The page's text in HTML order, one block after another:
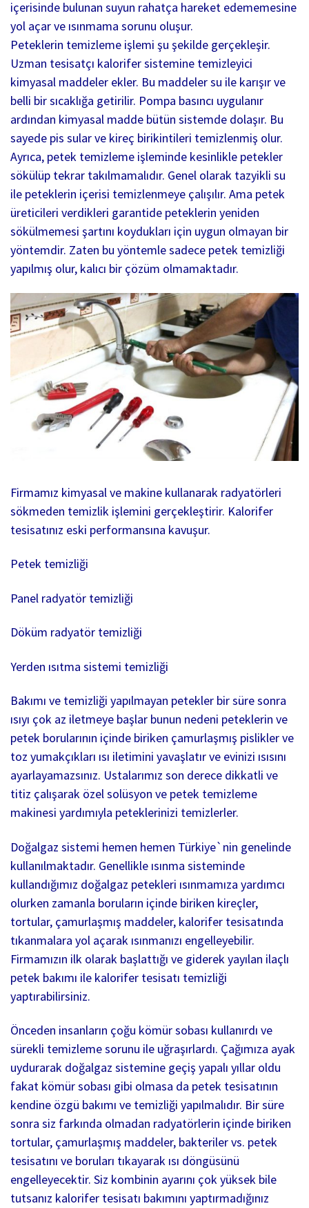
içerisinde bulunan suyun rahatça hareket edememesine
yol açar ve ısınmama sorunu oluşur.
Peteklerin temizleme işlemi şu şekilde gerçekleşir.
Uzman tesisatçı kalorifer sistemine temizleyici
kimyasal maddeler ekler. Bu maddeler su ile karışır ve
belli bir sıcaklığa getirilir. Pompa basıncı uygulanır
ardından kimyasal madde bütün sistemde dolaşır. Bu
sayede pis sular ve kireç birikintileri temizlenmiş olur.
Ayrıca, petek temizleme işleminde kesinlikle petekler
sökülüp tekrar takılmamalıdır. Genel olarak tazyikli su
ile peteklerin içerisi temizlenmeye çalışılır. Ama petek
üreticileri verdikleri garantide peteklerin yeniden
sökülmemesi şartını koydukları için uygun olmayan bir
yöntemdir. Zaten bu yöntemle sadece petek temizliği
yapılmış olur, kalıcı bir çözüm olmamaktadır.
Firmamız kimyasal ve makine kullanarak radyatörleri
sökmeden temizlik işlemini gerçekleştirir. Kalorifer
tesisatınız eski performansına kavuşur.
Petek temizliği
Panel radyatör temizliği
Döküm radyatör temizliği
Yerden ısıtma sistemi temizliği
Bakımı ve temizliği yapılmayan petekler bir süre sonra
ısıyı çok az iletmeye başlar bunun nedeni peteklerin ve
petek borularının içinde biriken çamurlaşmış pislikler ve
toz yumakçıkları ısı iletimini yavaşlatır ve evinizi ısısını
ayarlayamazsınız. Ustalarımız son derece dikkatli ve
titiz çalışarak özel solüsyon ve petek temizleme
makinesi yardımıyla peteklerinizi temizlerler.
Doğalgaz sistemi hemen hemen Türkiye`nin genelinde
kullanılmaktadır. Genellikle ısınma sisteminde
kullandığımız doğalgaz petekleri ısınmamıza yardımcı
olurken zamanla boruların içinde biriken kireçler,
tortular, çamurlaşmış maddeler, kalorifer tesisatında
tıkanmalara yol açarak ısınmanızı engelleyebilir.
Firmamızın ilk olarak başlattığı ve giderek yayılan ilaçlı
petek bakımı ile kalorifer tesisatı temizliği
yaptırabilirsiniz.
Önceden insanların çoğu kömür sobası kullanırdı ve
sürekli temizleme sorunu ile uğraşırlardı. Çağımıza ayak
uydurarak doğalgaz sistemine geçiş yapalı yıllar oldu
fakat kömür sobası gibi olmasa da petek tesisatının
kendine özgü bakımı ve temizliği yapılmalıdır. Bir süre
sonra siz farkında olmadan radyatörlerin içinde biriken
tortular, çamurlaşmış maddeler, bakteriler vs. petek
tesisatını ve boruları tıkayarak ısı döngüsünü
engelleyecektir. Siz kombinin ayarını çok yüksek bile
tutsanız kalorifer tesisatı bakımını yaptırmadığınız